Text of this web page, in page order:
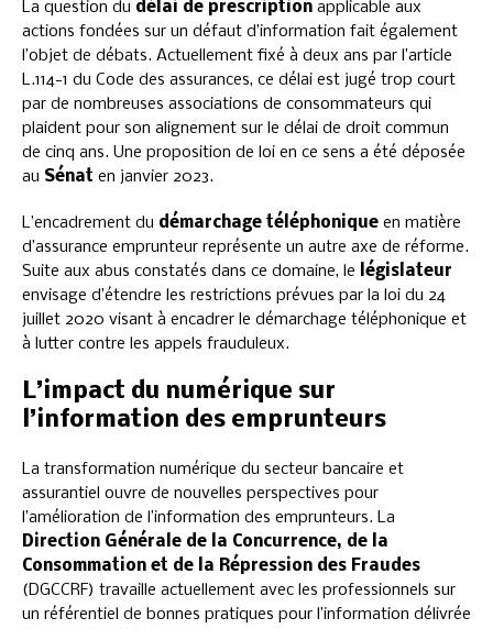
La question du délai de prescription applicable aux
actions fondées sur un défaut d’information fait également
l’objet de débats. Actuellement fixé à deux ans par l’article
L.114-1 du Code des assurances, ce délai est jugé trop court
par de nombreuses associations de consommateurs qui
plaident pour son alignement sur le délai de droit commun
de cinq ans. Une proposition de loi en ce sens a été déposée
au Sénat en janvier 2023.
L’encadrement du démarchage téléphonique en matière
d’assurance emprunteur représente un autre axe de réforme.
Suite aux abus constatés dans ce domaine, le
législateur
envisage d’étendre les restrictions prévues par la loi du 24
juillet 2020 visant à encadrer le démarchage téléphonique et
à lutter contre les appels frauduleux.
L’impact du numérique sur
l’information des emprunteurs
La transformation numérique du secteur bancaire et
assurantiel ouvre de nouvelles perspectives pour
l’amélioration de l’information des emprunteurs. La
Direction Générale de la Concurrence, de la
Consommation et de la Répression des Fraudes
(DGCCRF) travaille actuellement avec les professionnels sur
un référentiel de bonnes pratiques pour l’information délivrée